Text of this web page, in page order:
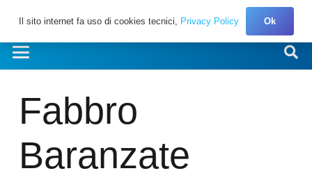
Fabbro
Baranzate
Il sito internet fa uso di cookies tecnici, Privacy Policy Ok